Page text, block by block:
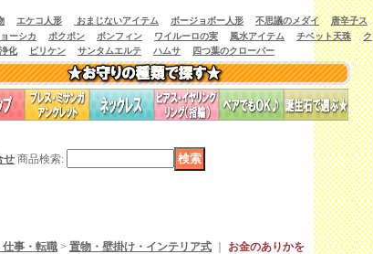
エケコ人形 おまじないアイテム ボージョボー人形 不思議のメダイ
唐辛子ス
ーシカ ポクポン ボンフィン ワイルーロの実 風水アイテム チベット天珠
ク
化 ビリケン サンタムエルテ ハムサ 四つ葉のクローバー
せ 商品検索:
事・転職 > 置物・壁掛け・インテリア式
お金のありかを